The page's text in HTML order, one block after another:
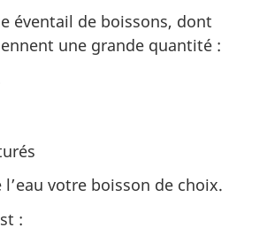
éventail de boissons, dont
une grande quantité :
votre boisson de choix.
: